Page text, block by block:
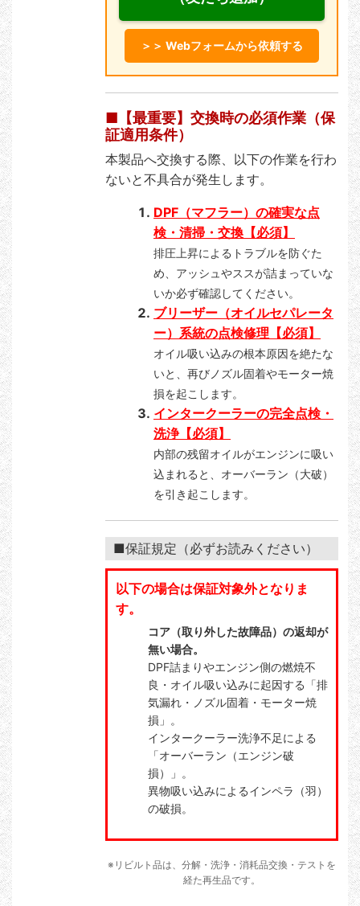
＞＞ Webフォームから依頼する
■【最重要】交換時の必須作業（保
証適用条件）
本製品へ交換する際、以下の作業を行わ
ないと不具合が発生します。
DPF（マフラー）の確実な点
検・清掃・交換【必須】
排圧上昇によるトラブルを防ぐた
め、アッシュやススが詰まっていな
いか必ず確認してください。
ブリーザー（オイルセパレータ
ー）系統の点検修理【必須】
オイル吸い込みの根本原因を絶たな
いと、再びノズル固着やモーター焼
損を起こします。
インタークーラーの完全点検・
洗浄【必須】
内部の残留オイルがエンジンに吸い
込まれると、オーバーラン（大破）
を引き起こします。
■保証規定（必ずお読みください）
以下の場合は保証対象外となりま
す。
コア（取り外した故障品）の返却が
無い場合。
DPF詰まりやエンジン側の燃焼不
良・オイル吸い込みに起因する「排
気漏れ・ノズル固着・モーター焼
損」。
インタークーラー洗浄不足による
「オーバーラン（エンジン破
損）」。
異物吸い込みによるインペラ（羽）
の破損。
※リビルト品は、分解・洗浄・消耗品交換・テストを
経た再生品です。